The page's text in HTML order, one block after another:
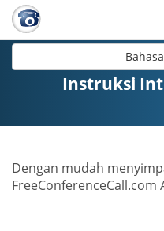
Instruksi
Dengan mudah
FreeConferenceCall.com